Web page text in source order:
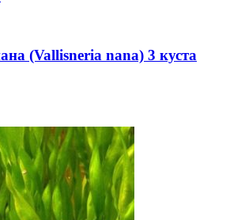
(Vallisneria nana) 3 куста